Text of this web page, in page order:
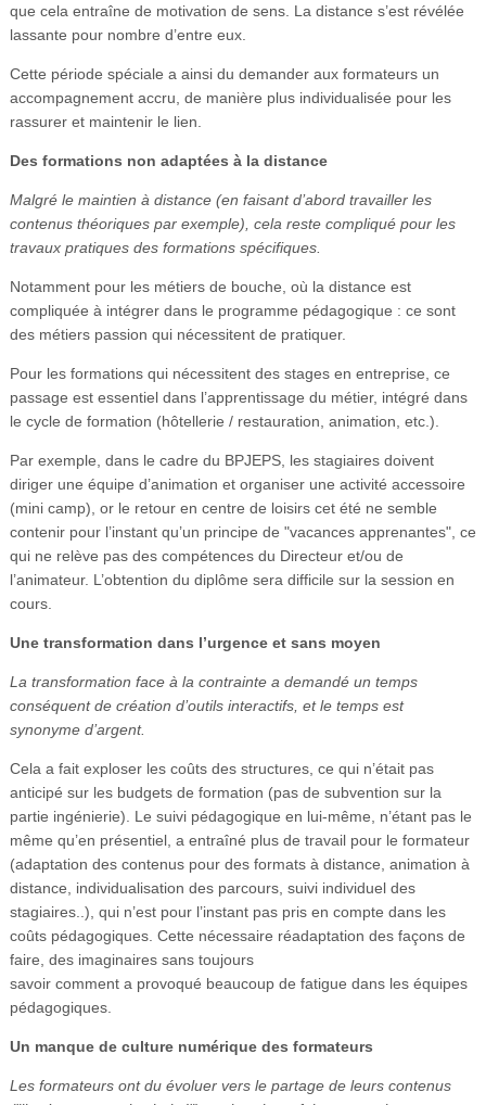
que cela entraîne de motivation de sens. La distance s’est révélée
lassante pour nombre d’entre eux.
Cette période spéciale a ainsi du demander aux formateurs un
accompagnement accru, de manière plus individualisée pour les
rassurer et maintenir le lien.
Des formations non adaptées à la distance
Malgré le maintien à distance (en faisant d’abord travailler les
contenus théoriques par exemple), cela reste compliqué pour les
travaux pratiques des formations spécifiques.
Notamment pour les métiers de bouche, où la distance est
compliquée à intégrer dans le programme pédagogique : ce sont
des métiers passion qui nécessitent de pratiquer.
Pour les formations qui nécessitent des stages en entreprise, ce
passage est essentiel dans l’apprentissage du métier, intégré dans
le cycle de formation (hôtellerie / restauration, animation, etc.).
Par exemple, dans le cadre du BPJEPS, les stagiaires doivent
diriger une équipe d’animation et organiser une activité accessoire
(mini camp), or le retour en centre de loisirs cet été ne semble
contenir pour l’instant qu’un principe de "vacances apprenantes", ce
qui ne relève pas des compétences du Directeur et/ou de
l’animateur. L’obtention du diplôme sera difficile sur la session en
cours.
Une transformation dans l’urgence et sans moyen
La transformation face à la contrainte a demandé un temps
conséquent de création d’outils interactifs, et le temps est
synonyme d’argent.
Cela a fait exploser les coûts des structures, ce qui n’était pas
anticipé sur les budgets de formation (pas de subvention sur la
partie ingénierie). Le suivi pédagogique en lui-même, n’étant pas le
même qu’en présentiel, a entraîné plus de travail pour le formateur
(adaptation des contenus pour des formats à distance, animation à
distance, individualisation des parcours, suivi individuel des
stagiaires..), qui n’est pour l’instant pas pris en compte dans les
coûts pédagogiques. Cette nécessaire réadaptation des façons de
faire, des imaginaires sans toujours
savoir comment a provoqué beaucoup de fatigue dans les équipes
pédagogiques.
Un manque de culture numérique des formateurs
Les formateurs ont du évoluer vers le partage de leurs contenus